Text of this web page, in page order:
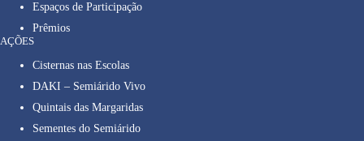
Espaços de Participação
Prêmios
AÇÕES
Cisternas nas Escolas
DAKI – Semiárido Vivo
Quintais das Margaridas
Sementes do Semiárido